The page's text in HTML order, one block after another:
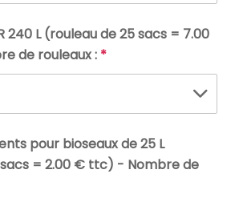
240 L (rouleau de 25 sacs = 7.00
de rouleaux : *
pour bioseaux de 25 L
sacs = 2.00 € ttc) - Nombre de